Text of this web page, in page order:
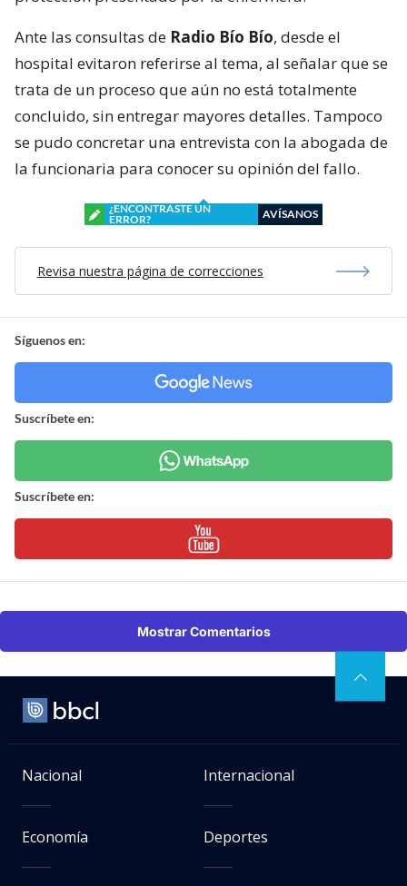
Ante las consultas de Radio Bío Bío, desde el
hospital evitaron referirse al tema, al señalar que se
trata de un proceso que aún no está totalmente
concluido, sin entregar mayores detalles. Tampoco
se pudo concretar una entrevista con la abogada de
la funcionaria para conocer su opinión del fallo.
¿ENCONTRASTE UN
ERROR?
AVÍSANOS
Revisa nuestra página de correcciones
Síguenos en:
Suscríbete en:
Suscríbete en:
Mostrar Comentarios
Nacional Internacional
Economía Deportes